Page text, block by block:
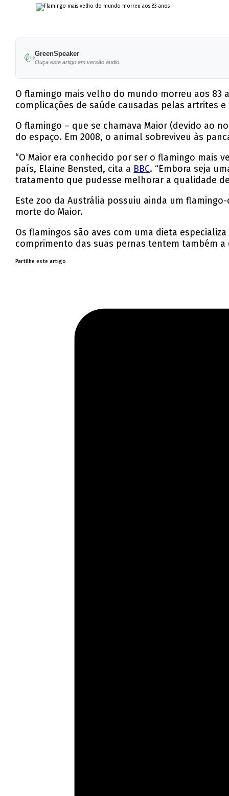
GreenSpeaker
Ouça este artigo em versão áudio.
O flamingo mais velho do mundo morreu aos 83
complicações de saúde causadas pelas artrites e
O flamingo – que se chamava Maior (devido ao
do espaço. Em 2008, o animal sobreviveu às
“O Maior era conhecido por ser o flamingo mais
país, Elaine Bensted, cita a BBC. “Embora seja
tratamento que pudesse melhorar a qualidade
Este zoo da Austrália possuiu ainda um
morte do Maior.
Os flamingos são aves com uma dieta
comprimento das suas pernas tentem também
Partilhe este artigo